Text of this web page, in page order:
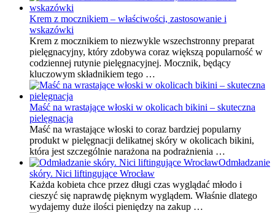
Krem z mocznikiem – właściwości, zastosowanie i
wskazówki
Krem z mocznikiem to niezwykle wszechstronny preparat
pielęgnacyjny, który zdobywa coraz większą popularność w
codziennej rutynie pielęgnacyjnej. Mocznik, będący
kluczowym składnikiem tego …
Maść na wrastające włoski w okolicach bikini – skuteczna
pielęgnacja
Maść na wrastające włoski to coraz bardziej popularny
produkt w pielęgnacji delikatnej skóry w okolicach bikini,
która jest szczególnie narażona na podrażnienia …
Odmładzanie
skóry. Nici liftingujące Wrocław
Każda kobieta chce przez długi czas wyglądać młodo i
cieszyć się naprawdę pięknym wyglądem. Właśnie dlatego
wydajemy duże ilości pieniędzy na zakup …